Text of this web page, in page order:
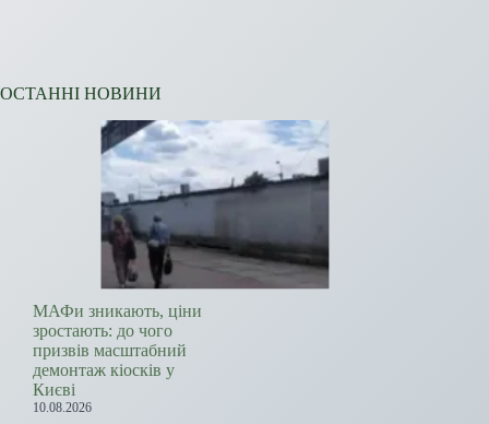
ОСТАННІ НОВИНИ
МАФи зникають, ціни
зростають: до чого
призвів масштабний
демонтаж кіосків у
Києві
10.08.2026